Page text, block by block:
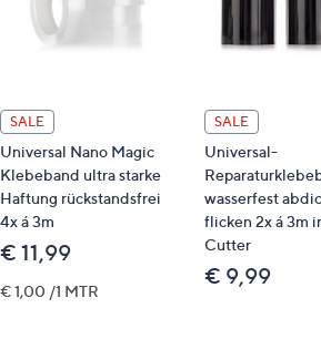
SALE
Universal Nano Magic
Klebeband ultra starke
Haftung rückstandsfrei
4x á 3m
€ 11,99
€ 1,00 /1 MTR
SALE
Universal-
wasserfest
flicken 2x á 3m
Cutter
€ 9,99